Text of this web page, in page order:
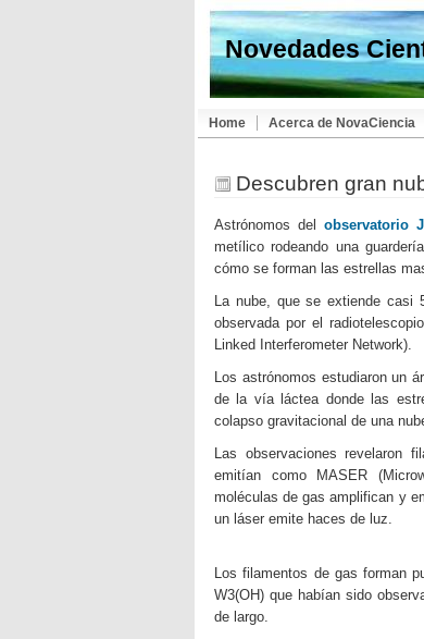
Novedades
Home Acerca de NovaCiencia
Descubren gran
Astrónomos del observatorio
metílico rodeando una
cómo se forman las estrellas
La nube, que se extiende casi
observada por el radiotelescopio
Linked Interferometer Network).
Los astrónomos estudiaron un
de la vía láctea donde las
colapso gravitacional de una
Las observaciones revelaron
emitían como MASER
moléculas de gas amplifican y
un láser emite haces de luz.
Los filamentos de gas forman
W3(OH) que habían sido
de largo.